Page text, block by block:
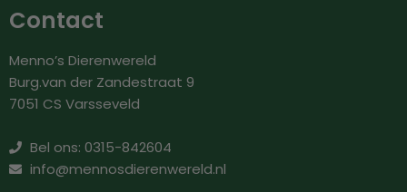
Contact
Menno’s Dierenwereld
Burg.van der Zandestraat 9
7051 CS Varsseveld
Bel ons: 0315-842604
info@mennosdierenwereld.nl